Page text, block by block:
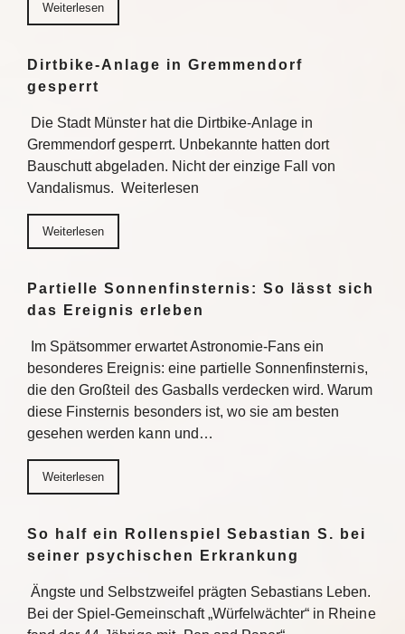
Weiterlesen
Dirtbike-Anlage in Gremmendorf
gesperrt
Die Stadt Münster hat die Dirtbike-Anlage in
Gremmendorf gesperrt. Unbekannte hatten dort
Bauschutt abgeladen. Nicht der einzige Fall von
Vandalismus. Weiterlesen
Weiterlesen
Partielle Sonnenfinsternis: So lässt sich
das Ereignis erleben
Im Spätsommer erwartet Astronomie-Fans ein
besonderes Ereignis: eine partielle Sonnenfinsternis,
die den Großteil des Gasballs verdecken wird. Warum
diese Finsternis besonders ist, wo sie am besten
gesehen werden kann und…
Weiterlesen
So half ein Rollenspiel Sebastian S. bei
seiner psychischen Erkrankung
Ängste und Selbstzweifel prägten Sebastians Leben.
Bei der Spiel-Gemeinschaft „Würfelwächter“ in Rheine